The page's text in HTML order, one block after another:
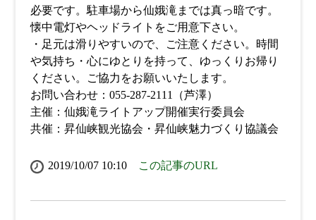
必要です。駐車場から仙娥滝までは真っ暗です。
懐中電灯やヘッドライトをご用意下さい。
・足元は滑りやすいので、ご注意ください。時間
や気持ち・心にゆとりを持って、ゆっくりお帰り
ください。ご協力をお願いいたします。
お問い合わせ：055-287-2111（芦澤）
主催：仙娥滝ライトアップ開催実行委員会
共催：昇仙峡観光協会・昇仙峡魅力づくり協議会
2019/10/07 10:10 この記事のURL